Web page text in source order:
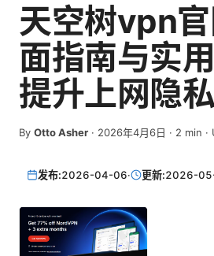
天空树vpn
面指南与实用
提升上网隐
By Otto Asher · 2026年4月6日 · 2 min ·
发布:2026-04-06· 更新:2026-